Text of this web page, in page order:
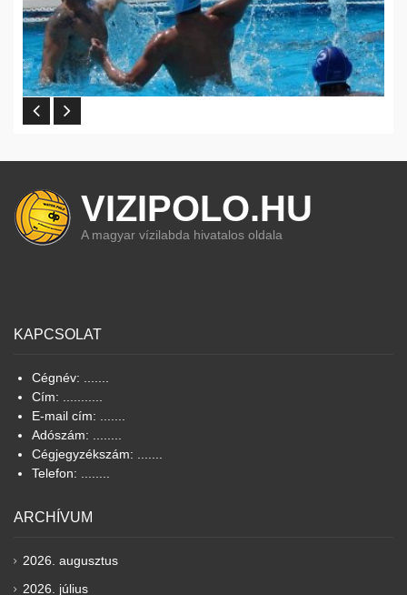
VIZIPOLO.HU
A magyar vízilabda hivatalos oldala
KAPCSOLAT
Cégnév: .......
Cím: ...........
E-mail cím: .......
Adószám: ........
Cégjegyzékszám: .......
Telefon: ........
ARCHÍVUM
2026. augusztus
2026. július